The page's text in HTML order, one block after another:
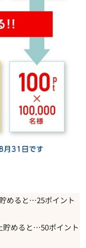
めると…25ポイント
貯めると…50ポイント